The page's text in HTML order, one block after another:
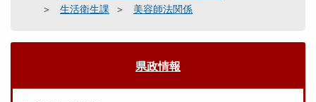
生活衛生課
美容師法関係
県政情報